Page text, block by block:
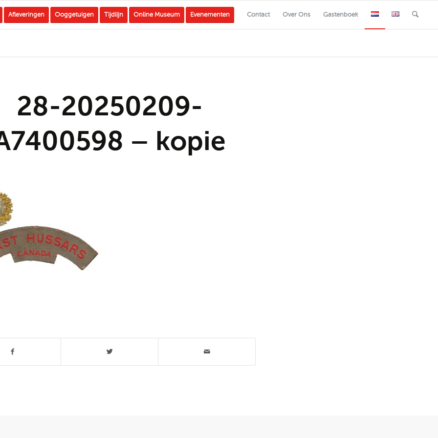
Afleveringen Ooggetuigen Tijdlijn Online Museum Evenementen Contact Over Ons Gastenboek
28-20250209-
– kopie